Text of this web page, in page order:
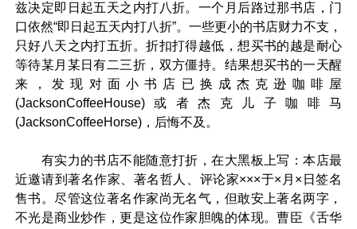
兹决定即日起五天之内打八折。一个月后路过那书店，门
口依然“即日起五天内打八折”。一些更小的书店财力不支，
只好八天之内打五折。折扣打得越低，想买书的越是耐心
等待某月某日有二三折，双方僵持。结果想买书的一天醒
来，发现对面小书店已换成杰克逊咖啡屋
(JacksonCoffeeHouse)或者杰克儿子咖啡马
(JacksonCoffeeHorse)，后悔不及。
有实力的书店不能随意打折，在大黑板上写：本店最
近邀请到著名作家、著名哲人、评论家×××于×月×日签名
售书。尽管这位著名作家尚无名气，但敢安上著名两字，
不光是商业炒作，更是这位作家胆魄的体现。曹臣《舌华